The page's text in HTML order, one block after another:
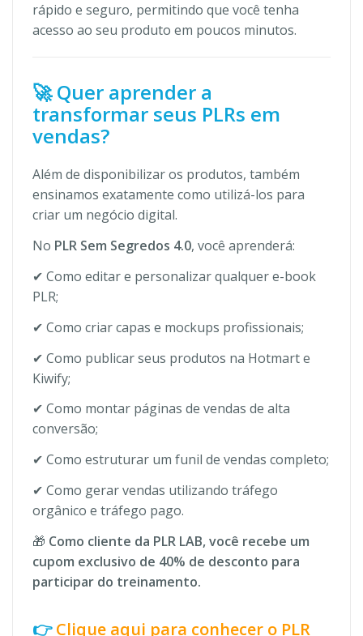
rápido e seguro, permitindo que você tenha
acesso ao seu produto em poucos minutos.
🚀 Quer aprender a
transformar seus PLRs em
vendas?
Além de disponibilizar os produtos, também
ensinamos exatamente como utilizá-los para
criar um negócio digital.
No PLR Sem Segredos 4.0, você aprenderá:
✔ Como editar e personalizar qualquer e-book
PLR;
✔ Como criar capas e mockups profissionais;
✔ Como publicar seus produtos na Hotmart e
Kiwify;
✔ Como montar páginas de vendas de alta
conversão;
✔ Como estruturar um funil de vendas completo;
✔ Como gerar vendas utilizando tráfego
orgânico e tráfego pago.
🎁 Como cliente da PLR LAB, você recebe um
cupom exclusivo de 40% de desconto para
participar do treinamento.
👉 Clique aqui para conhecer o PLR